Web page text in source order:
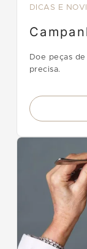
DICAS E
Doe peças
precisa.